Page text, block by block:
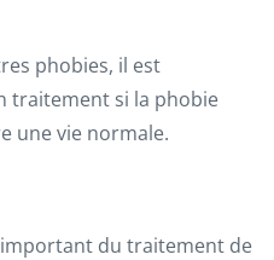
phobies, il est
traitement si la phobie
une vie normale.
du traitement de